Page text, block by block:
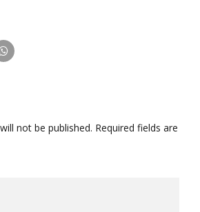
not be published. Required fields are